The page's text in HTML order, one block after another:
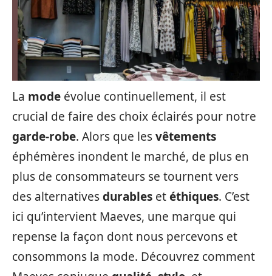
La mode évolue continuellement, il est
crucial de faire des choix éclairés pour notre
garde-robe. Alors que lesvêtements
éphémères inondent le marché, de plus en
plus de consommateurs se tournent vers
des alternativesdurables etéthiques. C’est
ici qu’intervient Maeves, une marque qui
repense la façon dont nous percevons et
consommons la mode. Découvrez comment